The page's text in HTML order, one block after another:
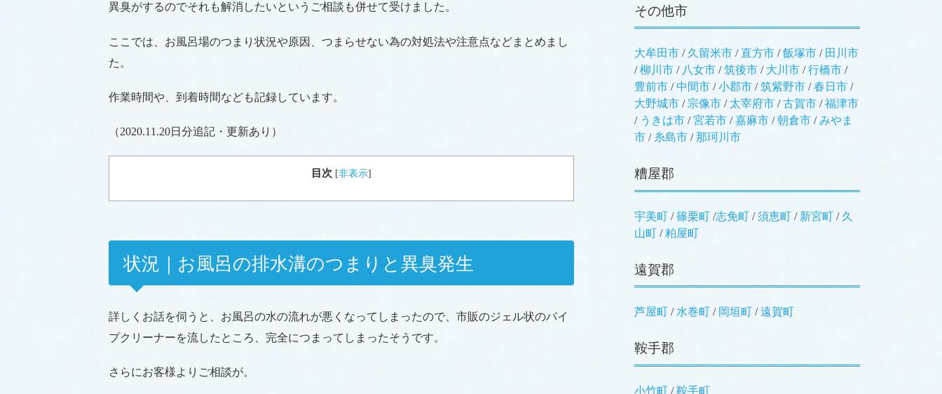
異臭がするのでそれも解消したいというご相談も併せて受けました。
ここでは、お風呂場のつまり状況や原因、つまらせない為の対処法や注意点などまとめまし
た。
作業時間や、到着時間なども記録しています。
（2020.11.20日分追記・更新あり）
目次 [非表示]
状況｜お風呂の排水溝のつまりと異臭発生
詳しくお話を伺うと、お風呂の水の流れが悪くなってしまったので、市販のジェル状のパイ
プクリーナーを流したところ、完全につまってしまったそうです。
さらにお客様よりご相談が。
その他市
大牟田市 / 久留米市 /直方市 /飯塚市 / 田川市
/柳川市 / 八女市 /筑後市 / 大川市 /行橋市 /
豊前市 /中間市 /小郡市 /筑紫野市 /春日市 /
大野城市 / 宗像市 / 太宰府市 /古賀市 /福津市
/ うきは市 /宮若市 /嘉麻市 /朝倉市 /みやま
市 / 糸島市 /那珂川市
糟屋郡
宇美町 /篠栗町 /志免町 /須恵町 / 新宮町 / 久
山町 /粕屋町
遠賀郡
芦屋町 / 水巻町 / 岡垣町 /遠賀町
鞍手郡
小竹町 /鞍手町